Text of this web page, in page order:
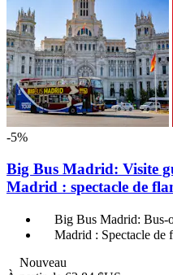
-5%
Big Bus Madrid: Visite
Madrid : spectacle de
Big Bus Madrid: Bus-
Madrid : Spectacle de
Nouveau